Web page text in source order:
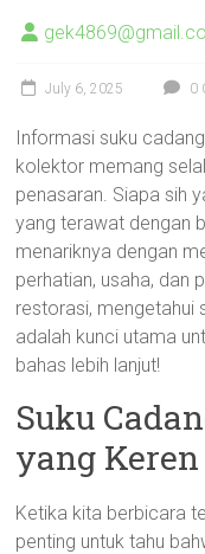
July 6, 2025 0
Informasi suku
kolektor memang
penasaran. Siapa sih
yang terawat dengan
menariknya dengan
perhatian, usaha, dan
restorasi, mengetahui
adalah kunci utama
bahas lebih lanjut!
Suku
yang Keren
Ketika kita berbicara
penting untuk tahu